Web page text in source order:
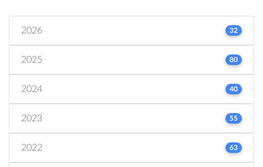
2026 32
2025 80
2024 40
2023 55
2022 63